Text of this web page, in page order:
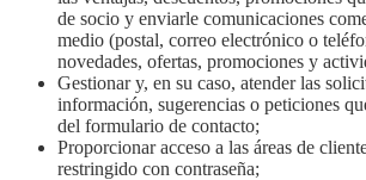
de socio y enviarle comunicaciones
medio (postal, correo electrónico o
novedades, ofertas, promociones y
Gestionar y, en su caso, atender las
información, sugerencias o peticiones
del formulario de contacto;
Proporcionar acceso a las áreas de
restringido con contraseña;